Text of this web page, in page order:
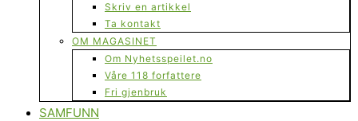
Skriv en artikkel
Ta kontakt
OM MAGASINET
Om Nyhetsspeilet.no
Våre 118 forfattere
Fri gjenbruk
SAMFUNN